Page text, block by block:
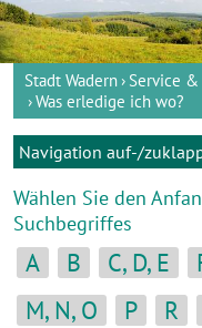
Stadt Wadern Service &
Was erledige ich wo?
Navigation auf-/
Wählen Sie den
Suchbegriffes
A B C, D, E
M, N, O
P R